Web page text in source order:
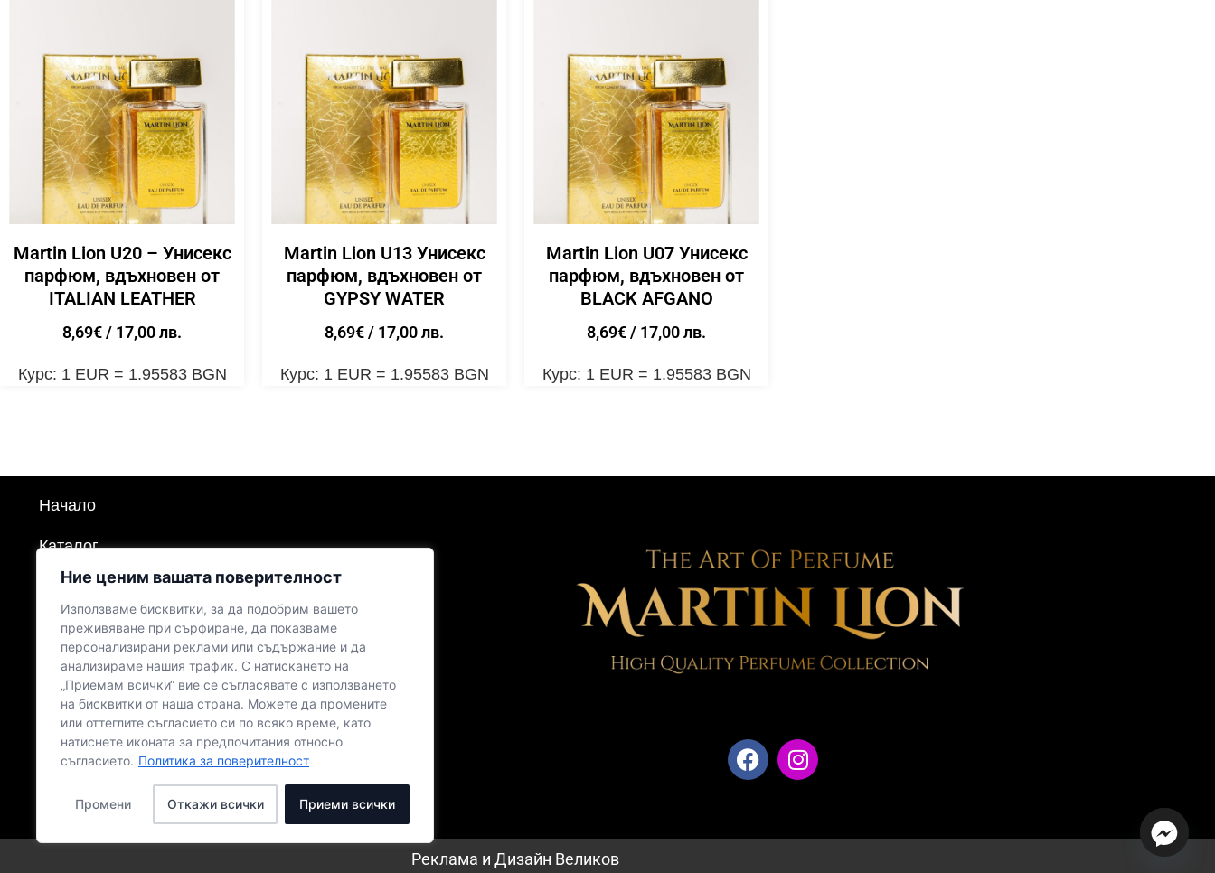
Ние ценим вашата поверителност
Използваме бисквитки, за да подобрим вашето
преживяване при сърфиране, да показваме
персонализирани реклами или съдържание и да
анализираме нашия трафик. С натискането на
„Приемам всички“ вие се съгласявате с използването
на бисквитки от наша страна. Можете да промените
или оттеглите съгласието си по всяко време, като
натиснете иконата за предпочитания относно
съгласието. Политика за поверителност
Промени Откажи всички Приеми всички
Martin Lion U20 – Унисекс
парфюм, вдъхновен от
ITALIAN LEATHER
8,69€/ 17,00 лв.
Курс: 1 EUR = 1.95583 BGN
Martin Lion U13 Унисекс
парфюм, вдъхновен от
GYPSY WATER
8,69€/ 17,00 лв.
Курс: 1 EUR = 1.95583 BGN
Martin Lion U07 Унисекс
парфюм, вдъхновен от
BLACK AFGANO
8,69€/ 17,00 лв.
Курс: 1 EUR = 1.95583 BGN
Начало
Каталог
Продукти
Политика за поверителност
Политика за бисквитките
Общи условия
Доставка и Плащане
Реклама и Дизайн Великов